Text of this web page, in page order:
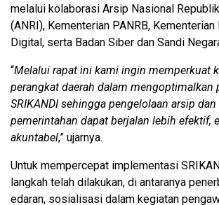
melalui kolaborasi Arsip Nasional
(ANRI), Kementerian PANRB,
Digital, serta Badan Siber dan Sandi
“Melalui rapat ini kami ingin memperkuat
perangkat daerah dalam mengoptimalkan
SRIKANDI sehingga pengelolaan arsip
pemerintahan dapat berjalan lebih efektif,
akuntabel,” ujarnya.
Untuk mempercepat implementasi
langkah telah dilakukan, di antaranya
edaran, sosialisasi dalam kegiatan